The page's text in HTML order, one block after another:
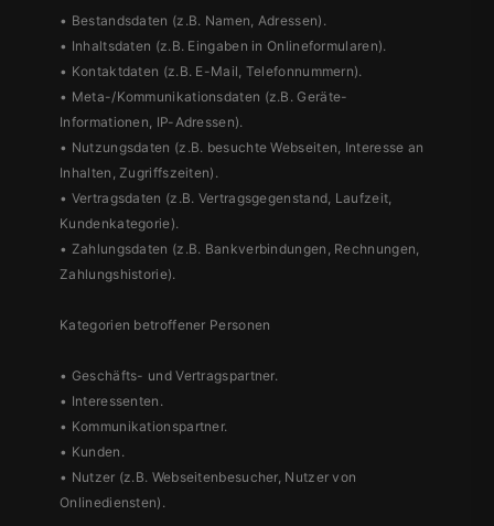
• Bestandsdaten (z.B. Namen, Adressen).
• Inhaltsdaten (z.B. Eingaben in Onlineformularen).
• Kontaktdaten (z.B. E-Mail, Telefonnummern).
• Meta-/Kommunikationsdaten (z.B. Geräte-
Informationen, IP-Adressen).
• Nutzungsdaten (z.B. besuchte Webseiten, Interesse an
Inhalten, Zugriffszeiten).
• Vertragsdaten (z.B. Vertragsgegenstand, Laufzeit,
Kundenkategorie).
• Zahlungsdaten (z.B. Bankverbindungen, Rechnungen,
Zahlungshistorie).
Kategorien betroffener Personen
• Geschäfts- und Vertragspartner.
• Interessenten.
• Kommunikationspartner.
• Kunden.
• Nutzer (z.B. Webseitenbesucher, Nutzer von
Onlinediensten).